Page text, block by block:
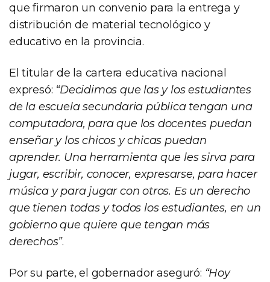
que firmaron un convenio para la entrega y
distribución de material tecnológico y
educativo en la provincia.
El titular de la cartera educativa nacional
expresó: “Decidimos que las y los estudiantes
de la escuela secundaria pública tengan una
computadora, para que los docentes puedan
enseñar y los chicos y chicas puedan
aprender. Una herramienta que les sirva para
jugar, escribir, conocer, expresarse, para hacer
música y para jugar con otros. Es un derecho
que tienen todas y todos los estudiantes, en un
gobierno que quiere que tengan más
derechos”.
Por su parte, el gobernador aseguró: “Hoy